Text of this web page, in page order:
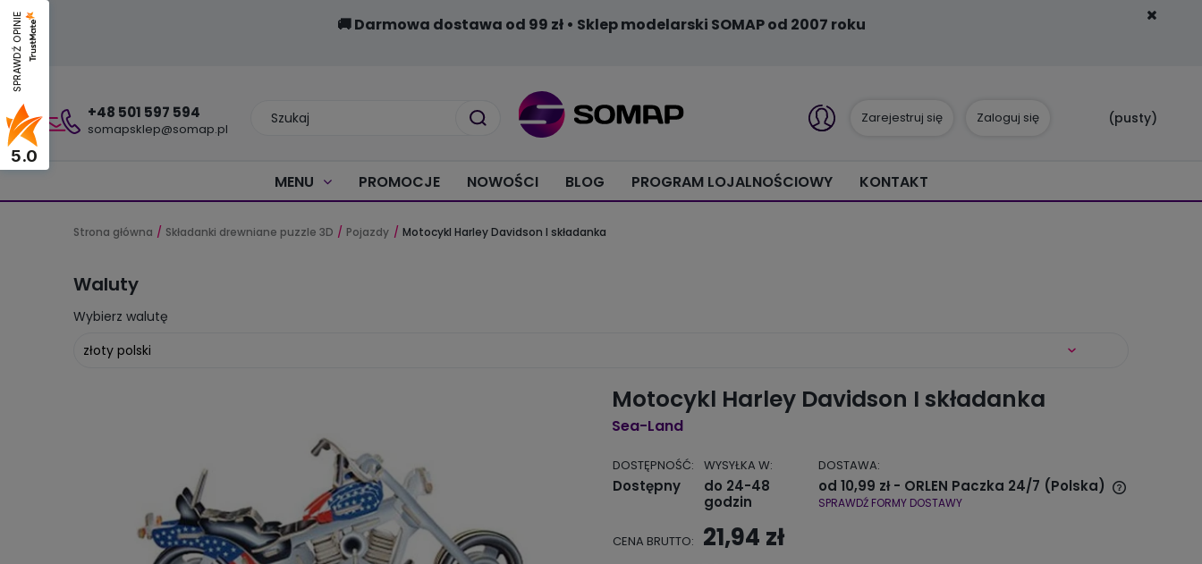
🚚 Darmowa dostawa od 99 zł • Sklep modelarski SOMAP od 2007 roku
+48 501 597 594
somapsklep@somap.pl
(pusty)
Zarejestruj się Zaloguj się
MENU PROMOCJE NOWOŚCI BLOG PROGRAM LOJALNOŚCIOWY KONTAKT
Strona główna Składanki drewniane puzzle 3D Pojazdy Motocykl Harley Davidson I składanka
Waluty
Wybierz walutę
Motocykl Harley Davidson I składanka
Sea-Land
DOSTĘPNOŚĆ:
Dostępny
WYSYŁKA W:
do 24-48
godzin
DOSTAWA:
od 10,99 zł - ORLEN Paczka 24/7 (Polska)
SPRAWDŹ FORMY DOSTAWY
CENA BRUTTO: 21,94 zł
SPRAWDŹ OPINIE
5.0